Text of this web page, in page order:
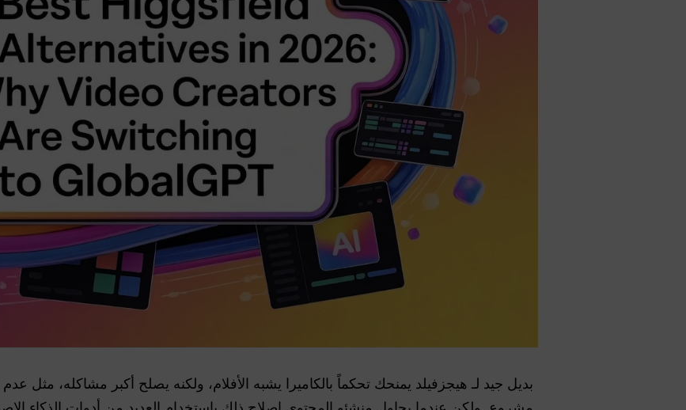
بديل جيد لـ هيجزفيلد يمنحك تحكماً بالكاميرا يشبه الأفلام، ولكنه يصلح أكبر مشاكله، مثل